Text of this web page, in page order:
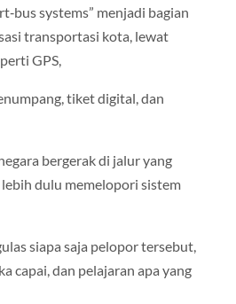
systems” menjadi bagian
transportasi kota, lewat
GPS,
tiket digital, dan
bergerak di jalur yang
lebih dulu memelopori sistem
siapa saja pelopor tersebut,
capai, dan pelajaran apa yang